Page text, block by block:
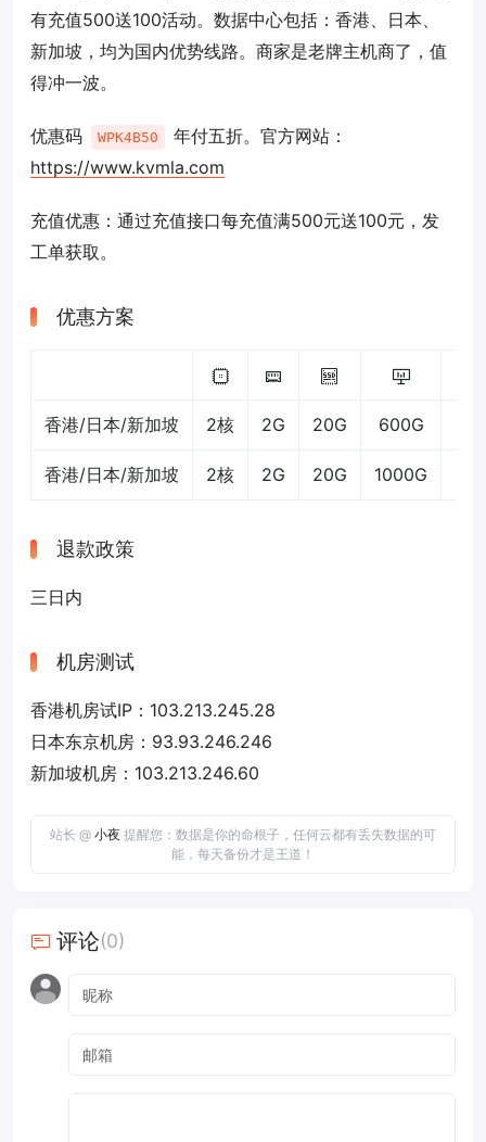
有充值500送100活动。数据中心包括：香港、日本、
新加坡，均为国内优势线路。商家是老牌主机商了，值
得冲一波。
优惠码 WPK4B50
年付五折。官方网站：
https://www.kvmla.com
充值优惠：通过充值接口每充值满500元送100元，发
工单获取。
优惠方案
香港/日本/新加坡 2核 2G 20G 600G
香港/日本/新加坡 2核 2G 20G 1000G
退款政策
三日内
机房测试
香港机房试IP：103.213.245.28
日本东京机房：93.93.246.246
新加坡机房：103.213.246.60
站长 @ 小夜 提醒您：数据是你的命根子，任何云都有丢失数据的可
能，每天备份才是王道！
评论(0)